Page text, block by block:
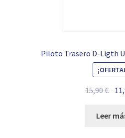
Piloto Trasero D-Ligth
¡OFERTA!
15,90€ El
Leer